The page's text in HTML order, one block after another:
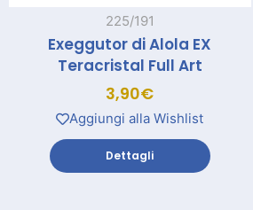
225/191
Exeggutor di Alola EX
Teracristal Full Art
3,90€
Aggiungi alla Wishlist
Dettagli